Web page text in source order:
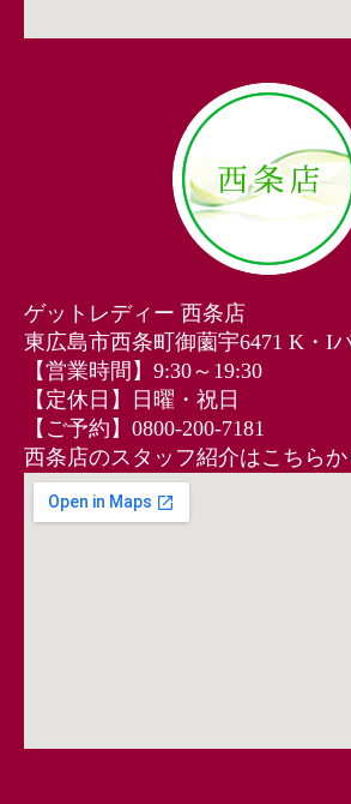
ゲットレディー 西条店
東広島市西条町御薗宇6471 K・I
【営業時間】9:30～19:30
【定休日】日曜・祝日
【ご予約】0800-200-7181
西条店のスタッフ紹介はこちらか